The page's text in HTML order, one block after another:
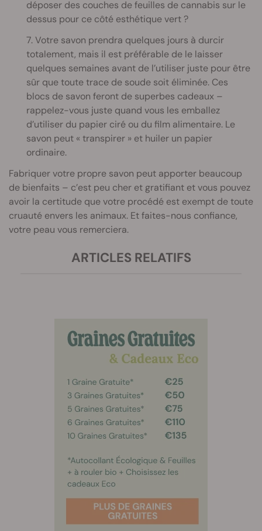
déposer des couches de feuilles de cannabis sur le
dessus pour ce côté esthétique vert ?
7. Votre savon prendra quelques jours à durcir
totalement, mais il est préférable de le laisser
quelques semaines avant de l’utiliser juste pour être
sûr que toute trace de soude soit éliminée. Ces
blocs de savon feront de superbes cadeaux –
rappelez-vous juste quand vous les emballez
d’utiliser du papier ciré ou du film alimentaire. Le
savon peut « transpirer » et huiler un papier
ordinaire.
Fabriquer votre propre savon peut apporter beaucoup
de bienfaits – c’est peu cher et gratifiant et vous pouvez
avoir la certitude que votre procédé est exempt de toute
cruauté envers les animaux. Et faites-nous confiance,
votre peau vous remerciera.
ARTICLES RELATIFS